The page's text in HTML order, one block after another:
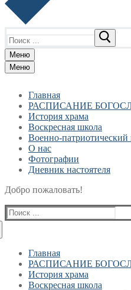
Меню
Меню
Главная
РАСПИСАНИЕ
История храма
Воскресная школа
Военно-
О нас
Фотографии
Дневник настоятеля
Добро пожаловать!
Найти:
Главная
РАСПИСАНИЕ
История храма
Воскресная школа